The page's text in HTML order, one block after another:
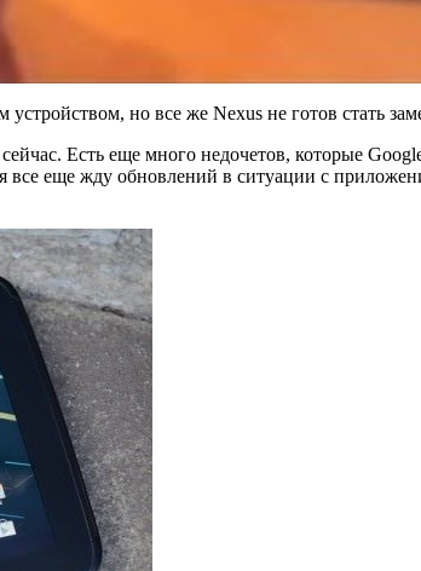
но все же Nexus не готов стать
Есть еще много недочетов, которые
все еще жду обновлений в ситуации с